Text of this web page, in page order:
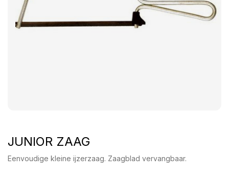
JUNIOR ZAAG
Eenvoudige kleine ijzerzaag. Zaagblad vervangbaar.